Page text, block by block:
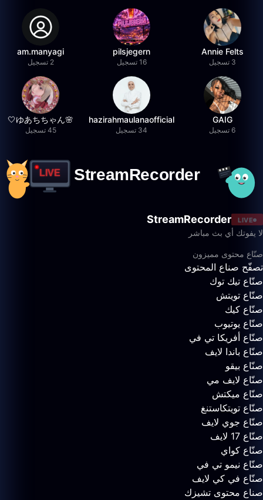
Annie Felts
3 تسجيل
pilsjegern
16 تسجيل
am.manyagi
2 تسجيل
GAIG
6 تسجيل
hazirahmaulanaofficial
34 تسجيل
🌸ゆあちちゃん🤍
45 تسجيل
LIVE
StreamRecorder
لا يفوتك أي بث مباشر
صنّاع محتوى مميزون
تصفّح صناع المحتوى
صنّاع تيك توك
صنّاع تويتش
صنّاع كيك
صنّاع يوتيوب
صنّاع أفريكا تي في
صنّاع باندا لايف
صنّاع بيقو
صنّاع لايف مي
صنّاع ميكتش
صنّاع تويتكاستنغ
صنّاع جوي لايف
صنّاع 17 لايف
صنّاع كواي
صنّاع نيمو تي في
صنّاع في كي لايف
صناع محتوى تشيزك